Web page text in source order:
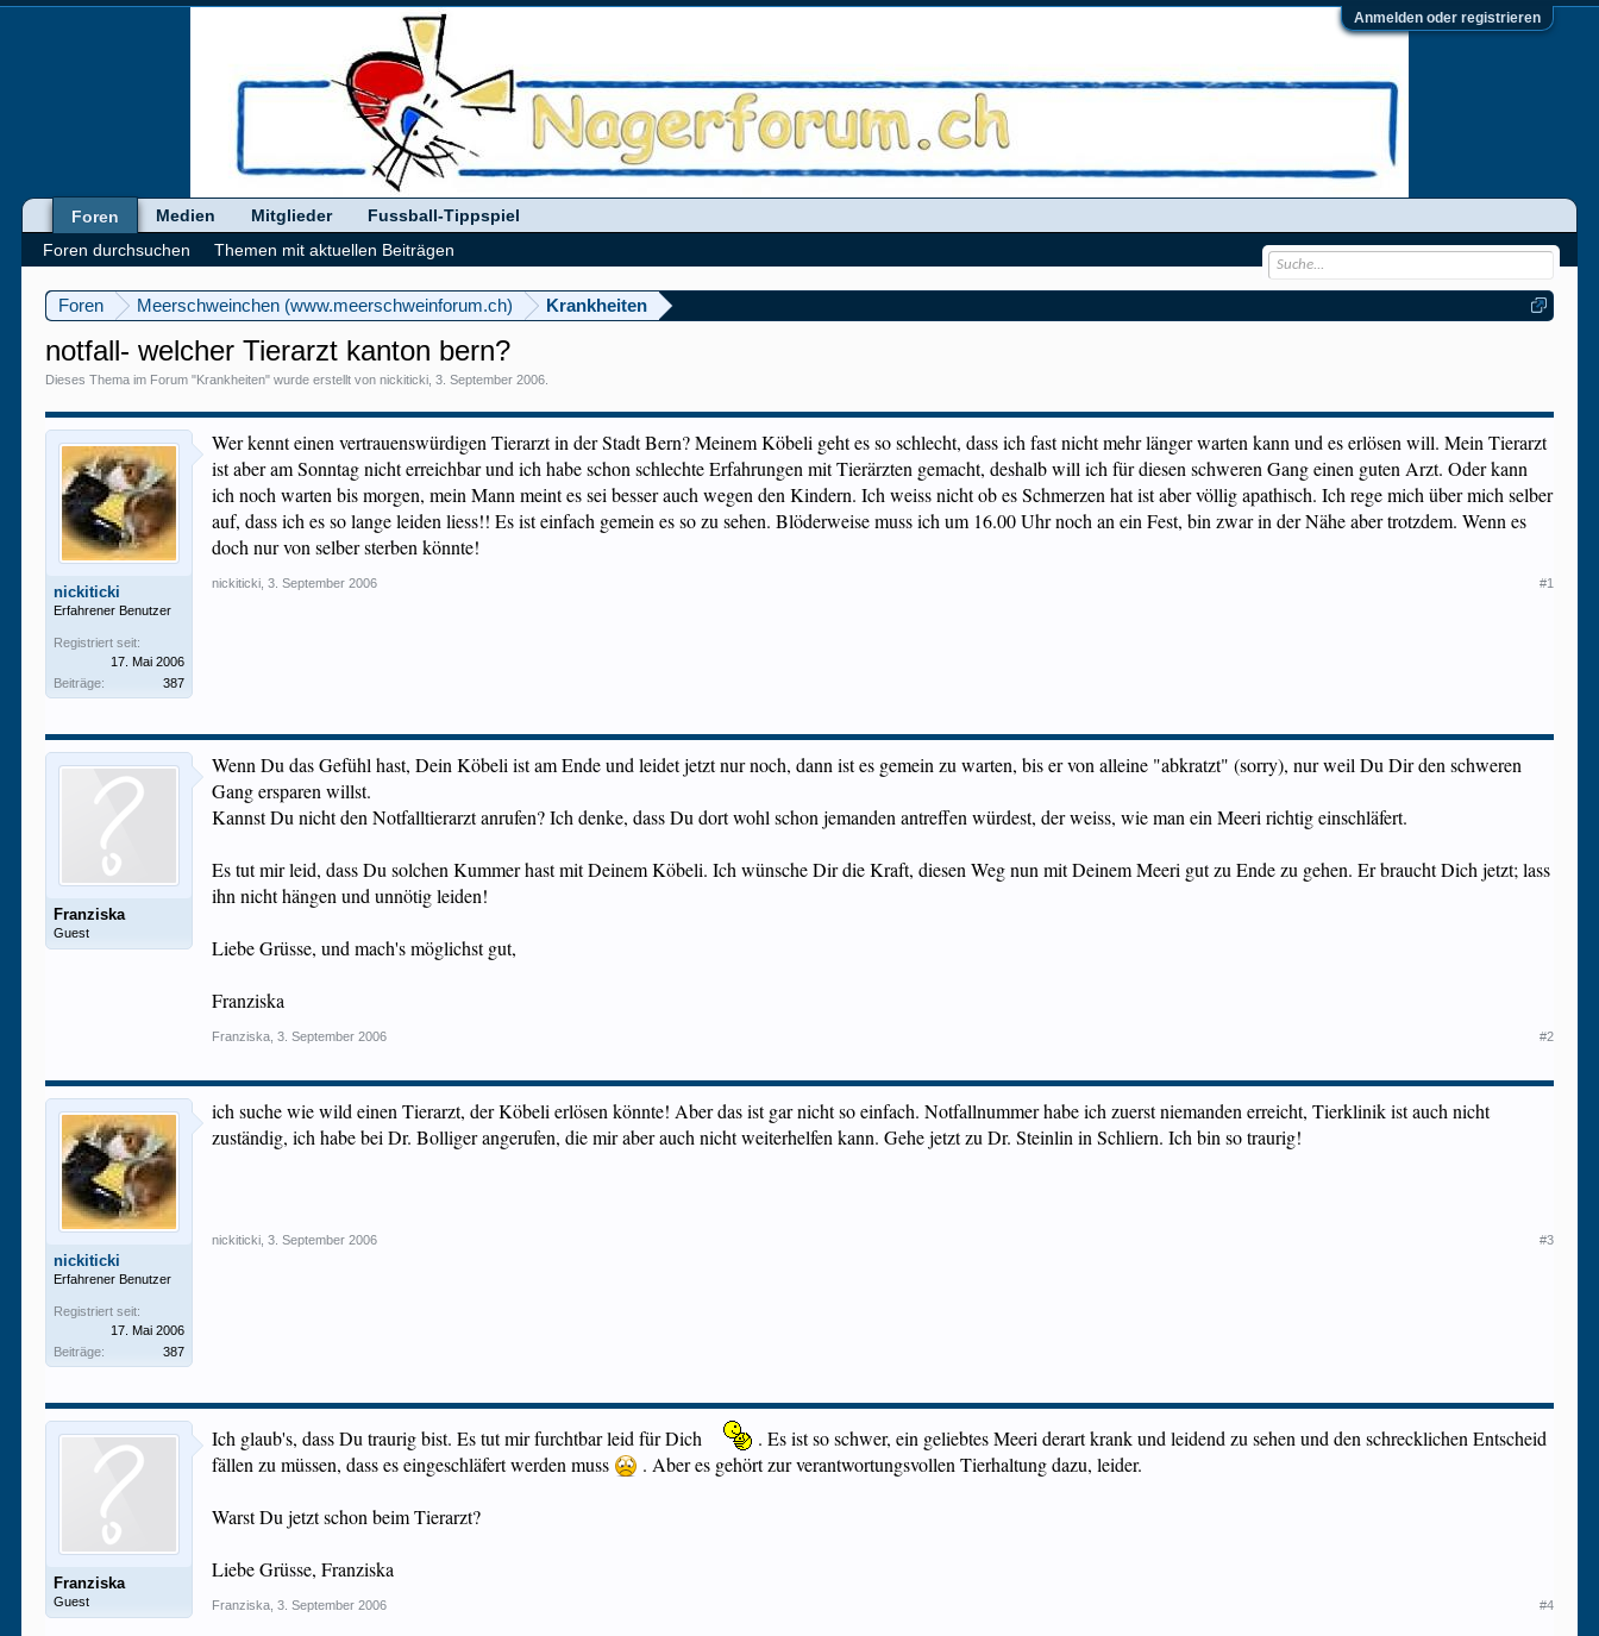
Anmelden oder registrieren
Foren Meerschweinchen (www.meerschweinforum.ch) Krankheiten
notfall- welcher Tierarzt kanton bern?
Dieses Thema im Forum "Krankheiten" wurde erstellt vonnickiticki ,3. September 2006
nickiticki
Erfahrener Benutzer
Registriert seit:
17. Mai 2006
Beiträge:
387
Wer kennt einen vertrauenswürdigen Tierarzt in der Stadt Bern? Meinem Köbeli geht es so schlecht, dass ich fast nicht mehr länger warten kann und es erlösen will. Mein Tierarzt
ist aber am Sonntag nicht erreichbar und ich habe schon schlechte Erfahrungen mit Tierärzten gemacht, deshalb will ich für diesen schweren Gang einen guten Arzt. Oder kann
ich noch warten bis morgen, mein Mann meint es sei besser auch wegen den Kindern. Ich weiss nicht ob es Schmerzen hat ist aber völlig apathisch. Ich rege mich über mich selber
auf, dass ich es so lange leiden liess!! Es ist einfach gemein es so zu sehen. Blöderweise muss ich um 16.00 Uhr noch an ein Fest, bin zwar in der Nähe aber trotzdem. Wenn es
doch nur von selber sterben könnte!
nickiticki 3. September 2006 #1
Franziska
Guest
Wenn Du das Gefühl hast, Dein Köbeli ist am Ende und leidet jetzt nur noch, dann ist es gemein zu warten, bis er von alleine "abkratzt" (sorry), nur weil Du Dir den schweren
Gang ersparen willst.
Kannst Du nicht den Notfalltierarzt anrufen? Ich denke, dass Du dort wohl schon jemanden antreffen würdest, der weiss, wie man ein Meeri richtig einschläfert.
Es tut mir leid, dass Du solchen Kummer hast mit Deinem Köbeli. Ich wünsche Dir die Kraft, diesen Weg nun mit Deinem Meeri gut zu Ende zu gehen. Er braucht Dich jetzt; lass
ihn nicht hängen und unnötig leiden!
Liebe Grüsse, und mach's möglichst gut,
Franziska
Franziska 3. September 2006 #2
nickiticki
Erfahrener Benutzer
Registriert seit:
17. Mai 2006
Beiträge:
387
ich suche wie wild einen Tierarzt, der Köbeli erlösen könnte! Aber das ist gar nicht so einfach. Notfallnummer habe ich zuerst niemanden erreicht, Tierklinik ist auch nicht
zuständig, ich habe bei Dr. Bolliger angerufen, die mir aber auch nicht weiterhelfen kann. Gehe jetzt zu Dr. Steinlin in Schliern. Ich bin so traurig!
nickiticki 3. September 2006 #3
Franziska
Guest
Ich glaub's, dass Du traurig bist. Es tut mir furchtbar leid für Dich
. Es ist so schwer, ein geliebtes Meeri derart krank und leidend zu sehen und den schrecklichen Entscheid
fällen zu müssen, dass es eingeschläfert werden muss
. Aber es gehört zur verantwortungsvollen Tierhaltung dazu, leider.
Warst Du jetzt schon beim Tierarzt?
Liebe Grüsse, Franziska
Franziska 3. September 2006 #4
Foren
Foren durchsuchen
Themen mit aktuellen Beiträgen
Medien Mitglieder Fussball-Tippspiel